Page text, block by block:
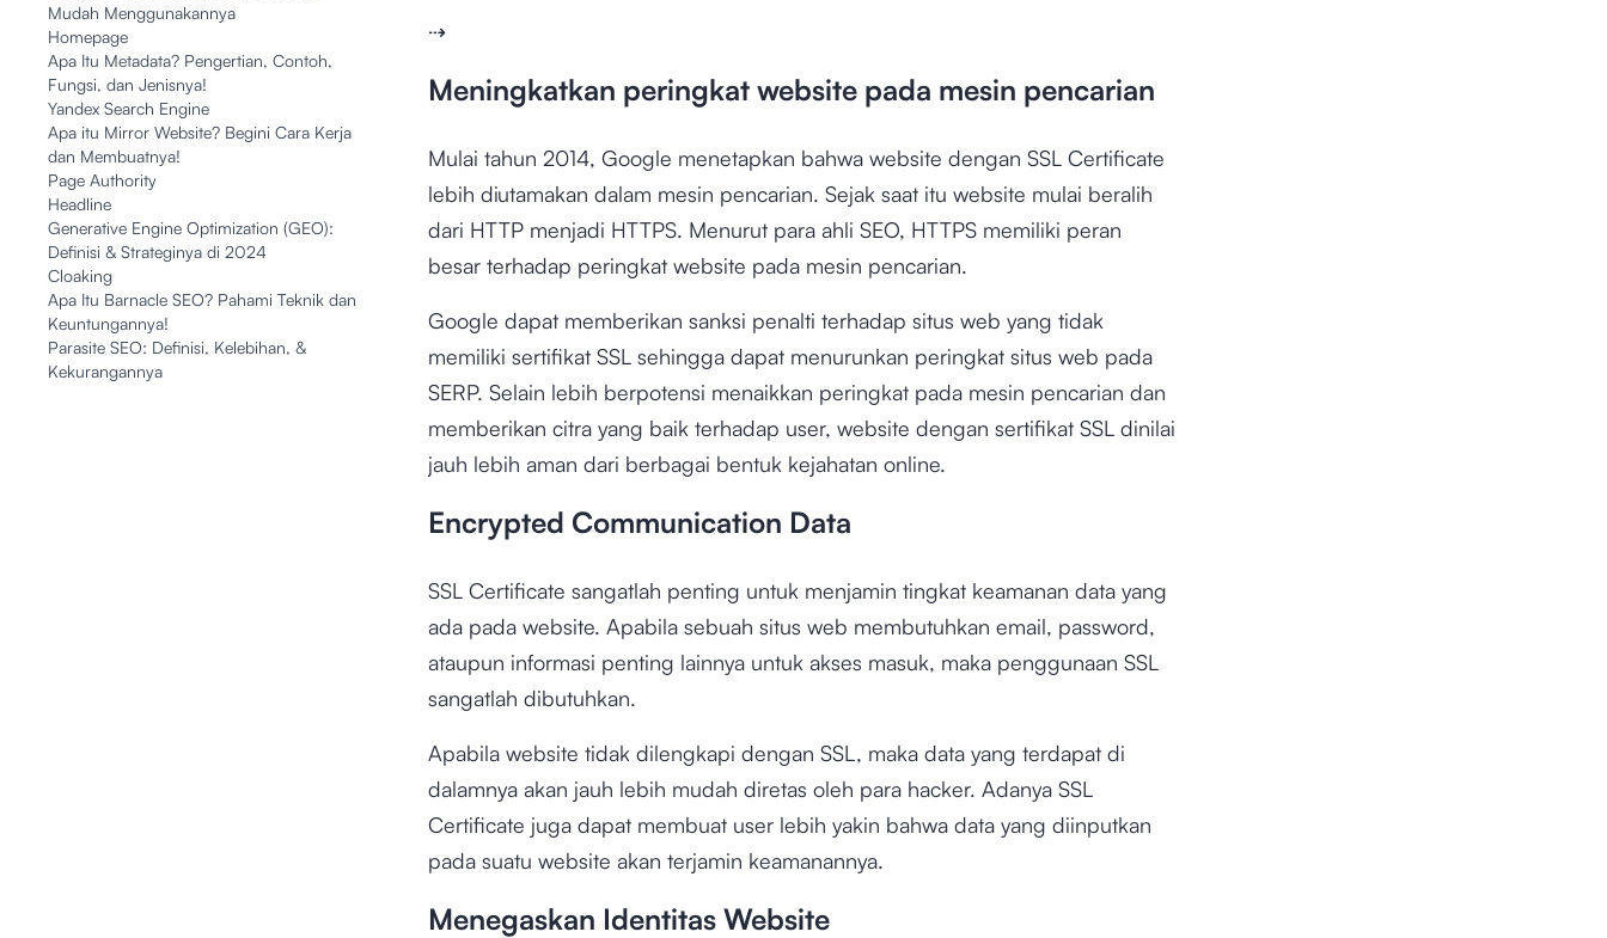
Mudah Menggunakannya
Homepage
Apa Itu Metadata? Pengertian, Contoh,
Fungsi, dan Jenisnya!
Yandex Search Engine
Apa itu Mirror Website? Begini Cara Kerja
dan Membuatnya!
Page Authority
Headline
Generative Engine Optimization (GEO):
Definisi & Strateginya di 2024
Cloaking
Apa Itu Barnacle SEO? Pahami Teknik dan
Keuntungannya!
Parasite SEO: Definisi, Kelebihan, &
Kekurangannya
⇢
Meningkatkan peringkat website pada mesin pencarian
Mulai tahun 2014, Google menetapkan bahwa website dengan SSL Certificate
lebih diutamakan dalam mesin pencarian. Sejak saat itu website mulai beralih
dari HTTP menjadi HTTPS. Menurut para ahli SEO, HTTPS memiliki peran
besar terhadap peringkat website pada mesin pencarian.
Google dapat memberikan sanksi penalti terhadap situs web yang tidak
memiliki sertifikat SSL sehingga dapat menurunkan peringkat situs web pada
SERP. Selain lebih berpotensi menaikkan peringkat pada mesin pencarian dan
memberikan citra yang baik terhadap user, website dengan sertifikat SSL dinilai
jauh lebih aman dari berbagai bentuk kejahatan online.
Encrypted Communication Data
SSL Certificate sangatlah penting untuk menjamin tingkat keamanan data yang
ada pada website. Apabila sebuah situs web membutuhkan email, password,
ataupun informasi penting lainnya untuk akses masuk, maka penggunaan SSL
sangatlah dibutuhkan.
Apabila website tidak dilengkapi dengan SSL, maka data yang terdapat di
dalamnya akan jauh lebih mudah diretas oleh para hacker. Adanya SSL
Certificate juga dapat membuat user lebih yakin bahwa data yang diinputkan
pada suatu website akan terjamin keamanannya.
Menegaskan Identitas Website